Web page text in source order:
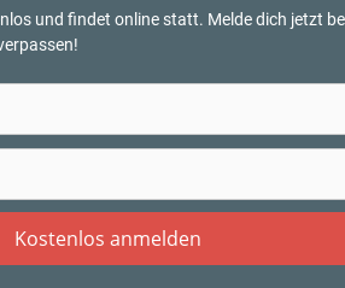
und findet online statt. Melde dich jetzt